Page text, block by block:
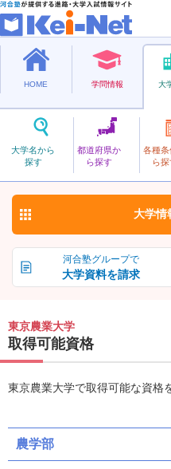
HOME 学問情報 大
大学名から
探す
都道府県か
ら探す
各種条
ら
私立
とうきょうのうぎょう
東京農業大
河合塾グループで
大学資料を請求
大学情
東京農業大学
取得可能資格
東京農業大学で取得可能な資格
農学部